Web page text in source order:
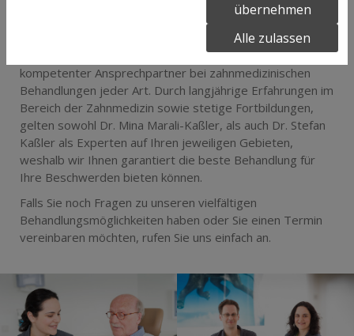
professionellen Zahnreinigung (PZR)
Paradontitisbehandlung: Die
Zahnarztpraxis Marali & Kassler in Osnabrück ist Ihr
kompetenter Ansprechpartner bei zahnmedizinischen
Behandlungen jeder Art. Durch langjährige Erfahrungen im
Bereich der Zahnmedizin sowie stetige Fortbildungen,
gelten sowohl Dr. Mina Marali-Kaßler, als auch Dr. Stefan
Kaßler als Experten auf Ihren jeweiligen Gebieten,
weshalb wir Ihnen garantiert die beste Behandlung für
Ihre Beschwerden bieten können.
Falls Sie noch Fragen zu unseren vielfältigen
Behandlungsmöglichkeiten haben oder Sie einen Termin
vereinbaren möchten, rufen Sie uns einfach an.
übernehmen
Alle zulassen